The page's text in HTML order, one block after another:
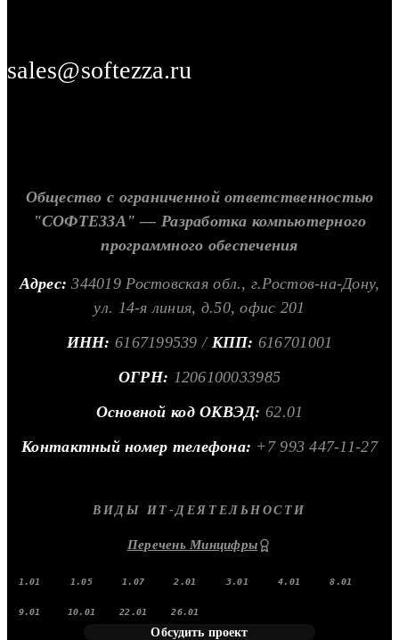
sales@softezza.ru
Общество с ограниченной ответственностью
"СОФТЕЗЗА" — Разработка компьютерного
программного обеспечения
Адрес: 344019 Ростовская обл., г.Ростов-на-Дону,
ул. 14-я линия, д.50, офис 201
ИНН: 6167199539 / КПП: 616701001
ОГРН: 1206100033985
Основной код ОКВЭД: 62.01
Контактный номер телефона: +7 993 447-11-27
ВИДЫ ИТ-ДЕЯТЕЛЬНОСТИ
Перечень Минцифры
1.01 1.05 1.07 2.01 3.01 4.01 8.01
9.01 10.01 22.01 26.01
Обсудить проект